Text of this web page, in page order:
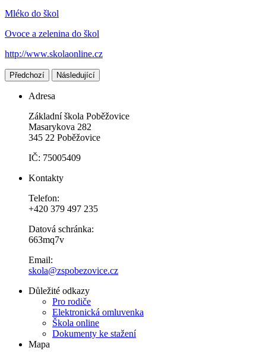
Mléko do škol
Ovoce a zelenina do škol
http://www.skolaonline.cz
Předchozí Následující
Adresa
Základní škola Poběžovice
Masarykova 282
345 22 Poběžovice
IČ: 75005409
Kontakty
Telefon:
+420 379 497 235
Datová schránka:
663mq7v
Email:
skola@zspobezovice.cz
Důležité odkazy
Pro rodiče
Elektronická omluvenka
Škola online
Dokumenty ke stažení
Mapa